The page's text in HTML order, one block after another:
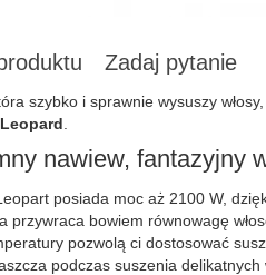
Zadaj pytanie
szybko i sprawnie wysuszy
nawiew, fantazyjny
posiada moc aż 2100 W,
przywraca bowiem równowagę
pozwolą ci dostosować
podczas suszenia delikatnych